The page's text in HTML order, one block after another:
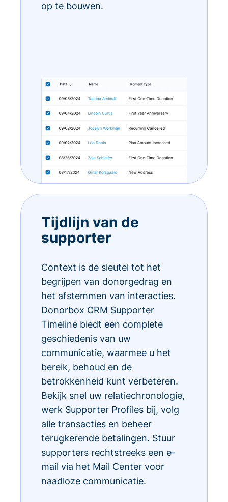
op te bouwen.
Tijdlijn van de
supporter
Context is de sleutel tot het
begrijpen van donorgedrag en
het afstemmen van interacties.
Donorbox CRM Supporter
Timeline biedt een complete
geschiedenis van uw
communicatie, waarmee u het
bereik, behoud en de
betrokkenheid kunt verbeteren.
Bekijk snel uw relatiechronologie,
werk Supporter Profiles bij, volg
alle transacties en beheer
terugkerende betalingen. Stuur
supporters rechtstreeks een e-
mail via het Mail Center voor
naadloze communicatie.